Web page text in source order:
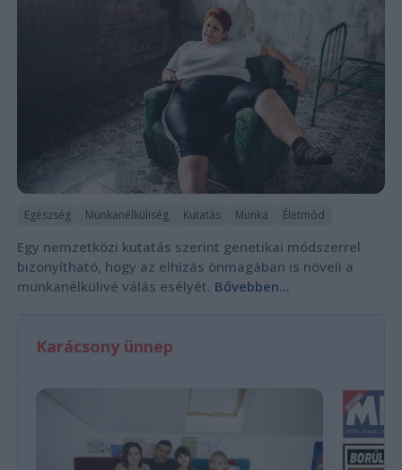
Egészség Munkanélküliség Kutatás Munka Életmód
Egy nemzetközi kutatás szerint genetikai módszerrel
bizonyítható, hogy az elhízás önmagában is növeli a
munkanélkülivé válás esélyét. Bővebben...
Karácsony ünnep